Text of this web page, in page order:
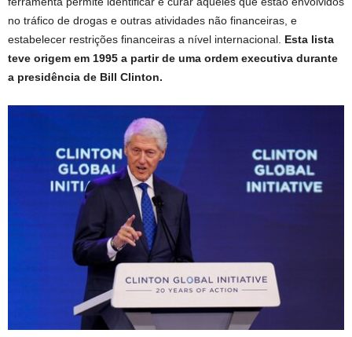
no tráfico de drogas e outras atividades não financeiras, e
estabelecer restrições financeiras a nível internacional. Esta lista
teve origem em 1995 a partir de uma ordem executiva durante
a presidência de Bill Clinton.